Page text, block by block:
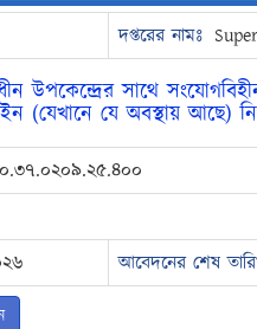
দপ্তরের নামঃ
উপকেন্দ্রের সাথে
যে অবস্থায় আছে)
আবেদনের শেষ